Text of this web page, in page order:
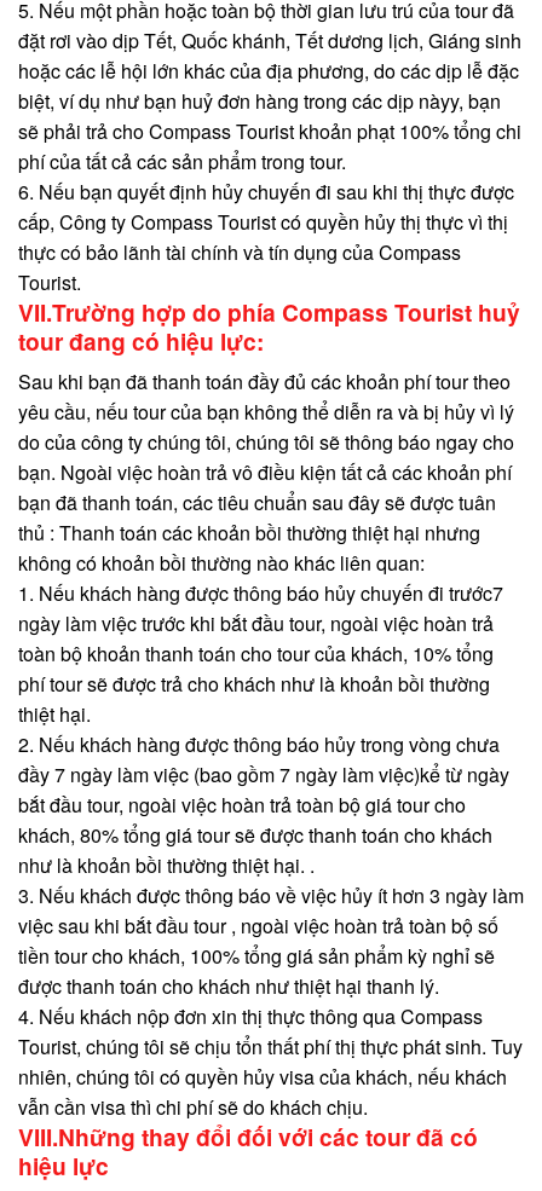
5. Nếu một phần hoặc toàn bộ thời gian lưu trú của tour đã
đặt rơi vào dịp Tết, Quốc khánh, Tết dương lịch, Giáng sinh
hoặc các lễ hội lớn khác của địa phương, do các dịp lễ đặc
biệt, ví dụ như bạn huỷ đơn hàng trong các dịp nàyy, bạn
sẽ phải trả cho Compass Tourist khoản phạt 100% tổng chi
phí của tất cả các sản phẩm trong tour.
6. Nếu bạn quyết định hủy chuyến đi sau khi thị thực được
cấp, Công ty Compass Tourist có quyền hủy thị thực vì thị
thực có bảo lãnh tài chính và tín dụng của Compass
Tourist.
VII.Trường hợp do phía Compass Tourist huỷ
tour đang có hiệu lực:
Sau khi bạn đã thanh toán đầy đủ các khoản phí tour theo
yêu cầu, nếu tour của bạn không thể diễn ra và bị hủy vì lý
do của công ty chúng tôi, chúng tôi sẽ thông báo ngay cho
bạn. Ngoài việc hoàn trả vô điều kiện tất cả các khoản phí
bạn đã thanh toán, các tiêu chuẩn sau đây sẽ được tuân
thủ : Thanh toán các khoản bồi thường thiệt hại nhưng
không có khoản bồi thường nào khác liên quan:
1. Nếu khách hàng được thông báo hủy chuyến đi trước7
ngày làm việc trước khi bắt đầu tour, ngoài việc hoàn trả
toàn bộ khoản thanh toán cho tour của khách, 10% tổng
phí tour sẽ được trả cho khách như là khoản bồi thường
thiệt hại.
2. Nếu khách hàng được thông báo hủy trong vòng chưa
đầy 7 ngày làm việc (bao gồm 7 ngày làm việc)kể từ ngày
bắt đầu tour, ngoài việc hoàn trả toàn bộ giá tour cho
khách, 80% tổng giá tour sẽ được thanh toán cho khách
như là khoản bồi thường thiệt hại. .
3. Nếu khách được thông báo về việc hủy ít hơn 3 ngày làm
việc sau khi bắt đầu tour , ngoài việc hoàn trả toàn bộ số
tiền tour cho khách, 100% tổng giá sản phẩm kỳ nghỉ sẽ
được thanh toán cho khách như thiệt hại thanh lý.
4. Nếu khách nộp đơn xin thị thực thông qua Compass
Tourist, chúng tôi sẽ chịu tổn thất phí thị thực phát sinh. Tuy
nhiên, chúng tôi có quyền hủy visa của khách, nếu khách
vẫn cần visa thì chi phí sẽ do khách chịu.
VIII.Những thay đổi đối với các tour đã có
hiệu lực